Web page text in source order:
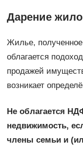
Дарение
Жилье,
облагается
продажей
возникает
Не облагается
недвижимость,
члены семьи и